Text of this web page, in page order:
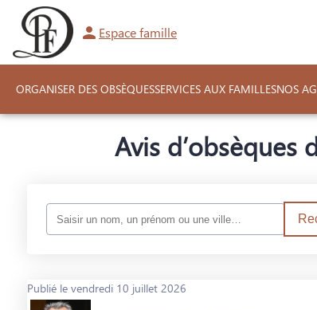
Espace famille
ORGANISER DES OBSÈQUESSERVICES AUX FAMILLESNOS
Avis d’obsèques
Publié le vendredi 10 juillet 2026